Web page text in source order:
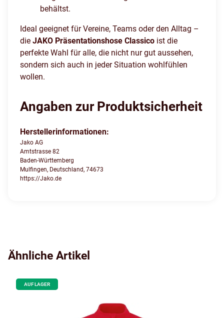
behältst.
Ideal geeignet für Vereine, Teams oder den Alltag –
die JAKO Präsentationshose Classico ist die
perfekte Wahl für alle, die nicht nur gut aussehen,
sondern sich auch in jeder Situation wohlfühlen
wollen.
Angaben zur Produktsicherheit
Herstellerinformationen:
Jako AG
Amtstrasse 82
Baden-Württemberg
Mulfingen, Deutschland, 74673
https://Jako.de
Ähnliche Artikel
AUF LAGER